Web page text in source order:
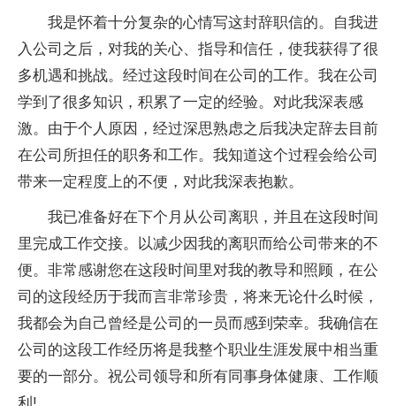
我是怀着十分复杂的心情写这封辞职信的。自我进
入公司之后，对我的关心、指导和信任，使我获得了很
多机遇和挑战。经过这段时间在公司的工作。我在公司
学到了很多知识，积累了一定的经验。对此我深表感
激。由于个人原因，经过深思熟虑之后我决定辞去目前
在公司所担任的职务和工作。我知道这个过程会给公司
带来一定程度上的不便，对此我深表抱歉。
我已准备好在下个月从公司离职，并且在这段时间
里完成工作交接。以减少因我的离职而给公司带来的不
便。非常感谢您在这段时间里对我的教导和照顾，在公
司的这段经历于我而言非常珍贵，将来无论什么时候，
我都会为自己曾经是公司的一员而感到荣幸。我确信在
公司的这段工作经历将是我整个职业生涯发展中相当重
要的一部分。祝公司领导和所有同事身体健康、工作顺